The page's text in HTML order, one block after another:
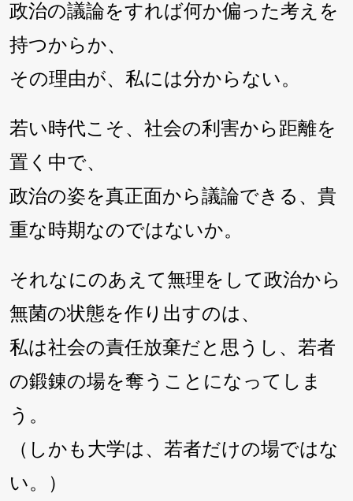
政治の議論をすれば何か偏った考えを
持つからか、
その理由が、私には分からない。
若い時代こそ、社会の利害から距離を
置く中で、
政治の姿を真正面から議論できる、貴
重な時期なのではないか。
それなにのあえて無理をして政治から
無菌の状態を作り出すのは、
私は社会の責任放棄だと思うし、若者
の鍛錬の場を奪うことになってしま
う。
（しかも大学は、若者だけの場ではな
い。）